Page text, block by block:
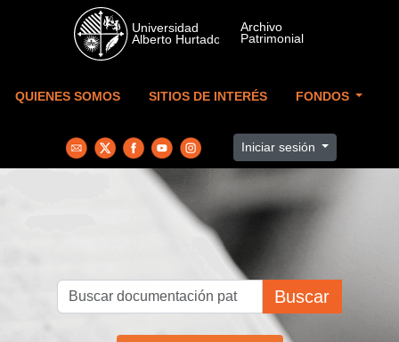
Skip to main content
QUIENES SOMOS SITIOS DE INTERÉS FONDOS
Iniciar sesión
Buscar